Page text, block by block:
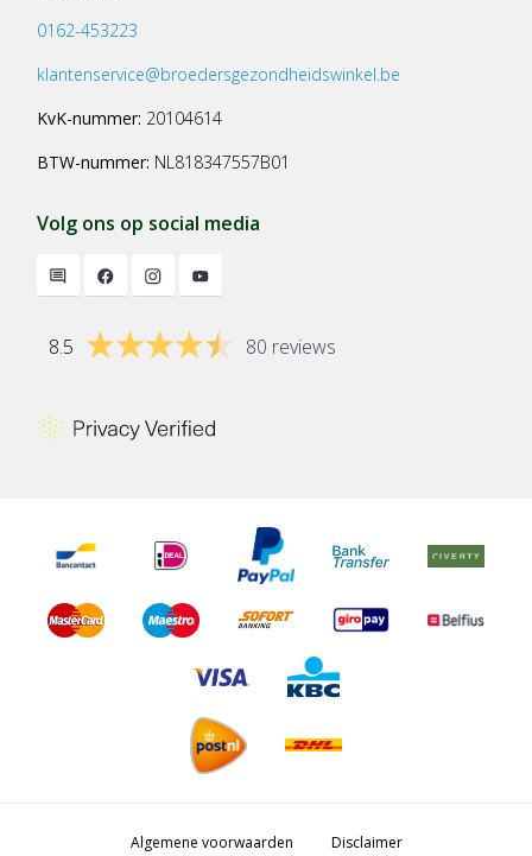
0162-453223
klantenservice@broedersgezondheidswinkel.be
KvK-nummer: 20104614
BTW-nummer: NL818347557B01
Volg ons op social media
8.5 80 reviews
Algemene voorwaarden Disclaimer